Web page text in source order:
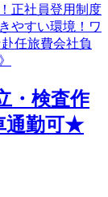
・検査作
通勤可★